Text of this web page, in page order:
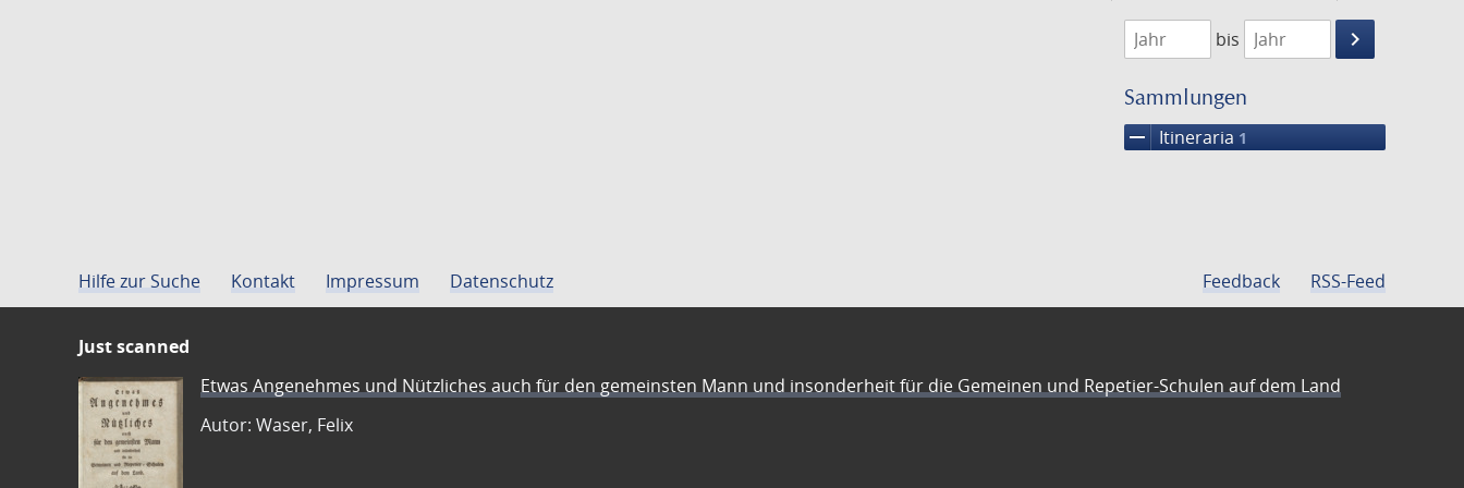
1926
1927
bis
keyboard_arrow_right
Suche
Sammlungen
remove Itineraria 1
Hilfe zur Suche Kontakt Impressum Datenschutz Feedback RSS-Feed
Just scanned
Etwas Angenehmes und Nützliches auch für den gemeinsten Mann und insonderheit für die Gemeinen und Repetier-Schulen auf dem Land
Autor: Waser, Felix